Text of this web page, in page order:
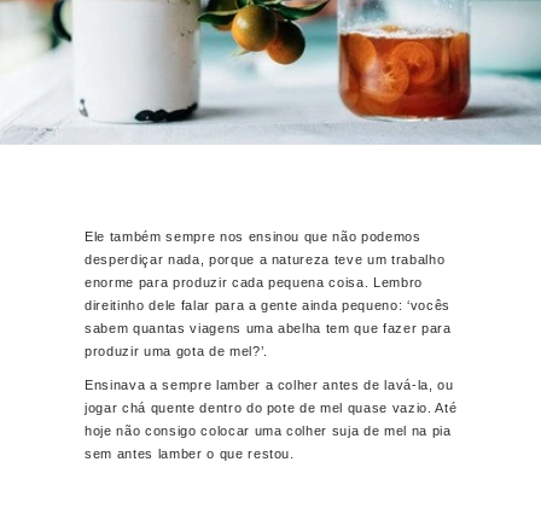
Ele também sempre nos ensinou que não podemos
desperdiçar nada, porque a natureza teve um trabalho
enorme para produzir cada pequena coisa. Lembro
direitinho dele falar para a gente ainda pequeno: ‘vocês
sabem quantas viagens uma abelha tem que fazer para
produzir uma gota de mel?’.
Ensinava a sempre lamber a colher antes de lavá-la, ou
jogar chá quente dentro do pote de mel quase vazio. Até
hoje não consigo colocar uma colher suja de mel na pia
sem antes lamber o que restou.